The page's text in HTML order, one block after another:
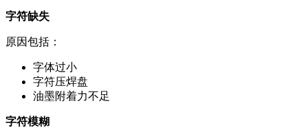
字符缺失
原因包括：
字体过小
字符压焊盘
油墨附着力不足
字符模糊